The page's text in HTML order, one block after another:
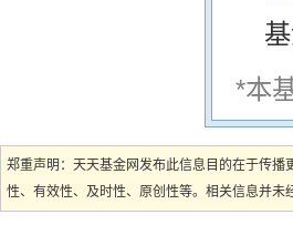
*本
郑重声明：天天基金网发布此信息目的在于传
性、有效性、及时性、原创性等。相关信息并